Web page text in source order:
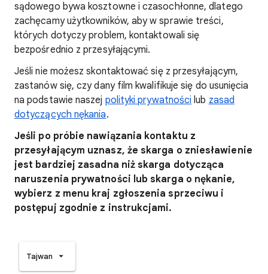
sądowego bywa kosztowne i czasochłonne, dlatego
zachęcamy użytkowników, aby w sprawie treści,
których dotyczy problem, kontaktowali się
bezpośrednio z przesyłającymi.
Jeśli nie możesz skontaktować się z przesyłającym,
zastanów się, czy dany film kwalifikuje się do usunięcia
na podstawie naszej polityki prywatności lub zasad
dotyczących nękania.
Jeśli po próbie nawiązania kontaktu z
przesyłającym uznasz, że skarga o zniesławienie
jest bardziej zasadna niż skarga dotycząca
naruszenia prywatności lub skarga o nękanie,
wybierz z menu kraj zgłoszenia sprzeciwu i
postępuj zgodnie z instrukcjami.
Tajwan